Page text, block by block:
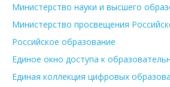
Министерство науки и высшего
Министерство просвещения
Российское образование
Единое окно доступа к
Единая коллекция цифровых